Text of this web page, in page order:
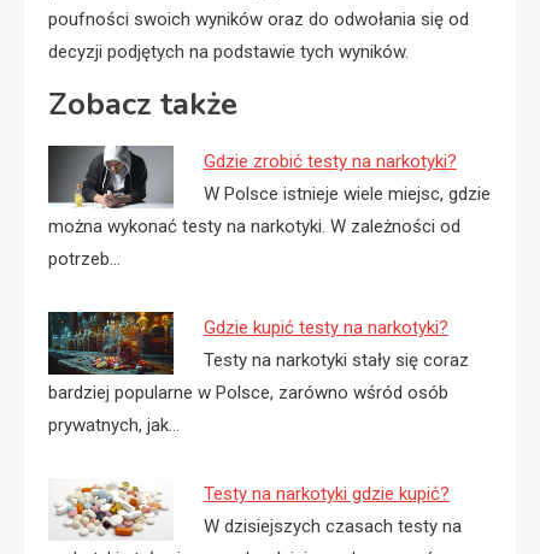
poufności swoich wyników oraz do odwołania się od
decyzji podjętych na podstawie tych wyników.
Zobacz także
Gdzie zrobić testy na narkotyki?
W Polsce istnieje wiele miejsc, gdzie
można wykonać testy na narkotyki. W zależności od
potrzeb…
Gdzie kupić testy na narkotyki?
Testy na narkotyki stały się coraz
bardziej popularne w Polsce, zarówno wśród osób
prywatnych, jak…
Testy na narkotyki gdzie kupić?
W dzisiejszych czasach testy na